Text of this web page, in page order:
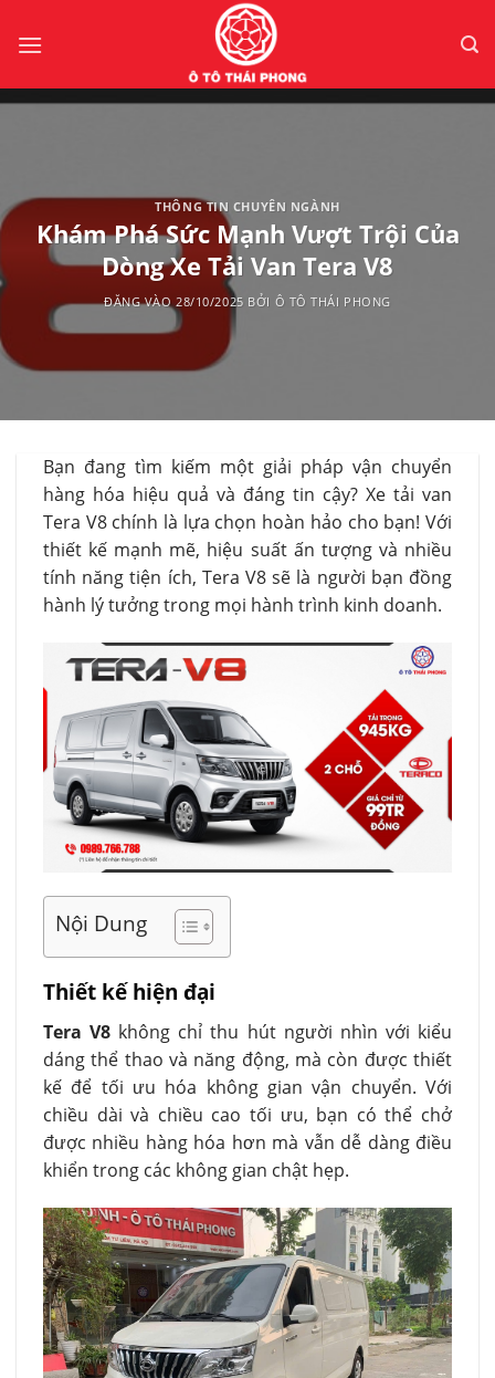
qua
dung
THÔNG TIN CHUYÊN NGÀNH
Khám Phá Sức Mạnh Vượt Trội Của
Dòng Xe Tải Van Tera V8
ĐĂNG VÀO28/10/2025 BỞI Ô TÔ THÁI PHONG
Bạn đang tìm kiếm một giải pháp vận chuyển
hàng hóa hiệu quả và đáng tin cậy? Xe tải van
Tera V8 chính là lựa chọn hoàn hảo cho bạn! Với
thiết kế mạnh mẽ, hiệu suất ấn tượng và nhiều
tính năng tiện ích, Tera V8 sẽ là người bạn đồng
hành lý tưởng trong mọi hành trình kinh doanh.
Nội Dung
Thiết kế hiện đại
Tera V8 không chỉ thu hút người nhìn với kiểu
dáng thể thao và năng động, mà còn được thiết
kế để tối ưu hóa không gian vận chuyển. Với
chiều dài và chiều cao tối ưu, bạn có thể chở
được nhiều hàng hóa hơn mà vẫn dễ dàng điều
khiển trong các không gian chật hẹp.